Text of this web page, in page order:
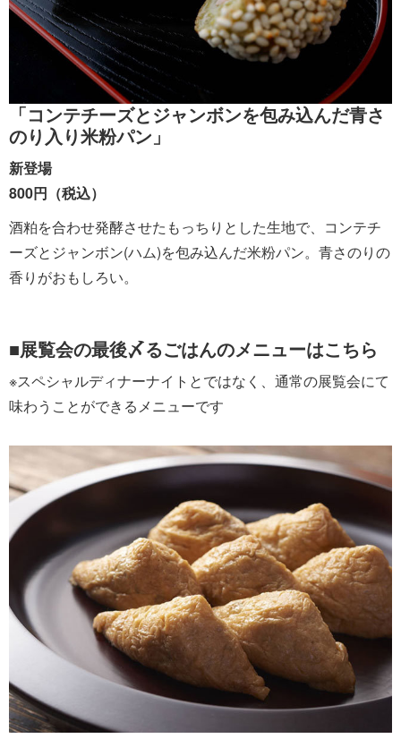
「コンテチーズとジャンボンを包み込んだ青さ
のり入り米粉パン」
新登場
800円（税込）
酒粕を合わせ発酵させたもっちりとした生地で、コンテチ
ーズとジャンボン(ハム)を包み込んだ米粉パン。青さのりの
香りがおもしろい。
■展覧会の最後〆るごはんのメニューはこちら
※スペシャルディナーナイトとではなく、通常の展覧会にて
味わうことができるメニューです